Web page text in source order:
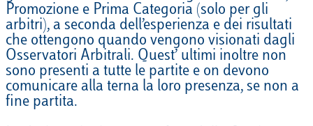
Promozione e Prima Categoria (solo per gli
arbitri), a seconda dell’esperienza e dei risultati
che ottengono quando vengono visionati dagli
Osservatori Arbitrali. Quest’ ultimi inoltre non
sono presenti a tutte le partite e on devono
comunicare alla terna la loro presenza, se non a
fine partita.